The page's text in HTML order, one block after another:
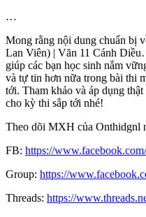
…
Mong rằng nội dung chuẩn bị
Lan Viên) | Văn 11 Cánh
giúp các bạn học sinh nắm
và tự tin hơn nữa trong bài thi
tới. Tham khảo và áp dụng
cho kỳ thi sắp tới nhé!
Theo dõi MXH của Onthidgnl
FB: https://
Group: https://
Threads: https://